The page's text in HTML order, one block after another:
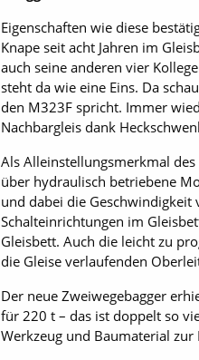
Eigenschaften wie diese
Knape seit acht Jahren im
auch seine anderen vier
steht da wie eine Eins. Da
den M323F spricht. Immer
Nachbargleis dank
Als Alleinstellungsmerkmal
über hydraulisch betriebene
und dabei die Geschwindigkeit
Schalteinrichtungen im
Gleisbett. Auch die leicht zu
die Gleise verlaufenden
Der neue Zweiwegebagger
für 220 t – das ist doppelt so
Werkzeug und Baumaterial